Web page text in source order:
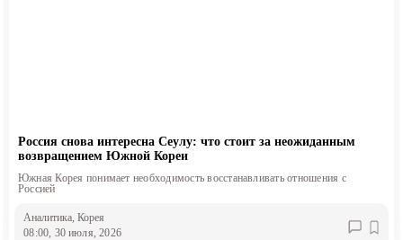
Россия снова интересна Сеулу: что стоит за неожиданным
возвращением Южной Кореи
Южная Корея понимает необходимость восстанавливать отношения с
Россией
Аналитика , Корея
08:00, 30 июля, 2026